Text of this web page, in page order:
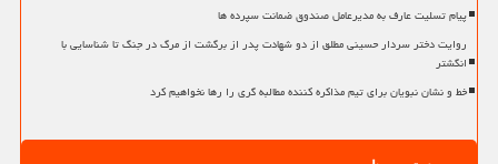
پیام تسلیت عارف به مدیرعامل صندوق ضمانت سپرده ها
روایت دختر سردار حسینی مطلق از دو شهادت پدر از برگشت از مرگ در جنگ تا شناسایی با
انگشتر
خط و نشان نبویان برای تیم مذاکره کننده مطالبه گری را رها نخواهیم کرد